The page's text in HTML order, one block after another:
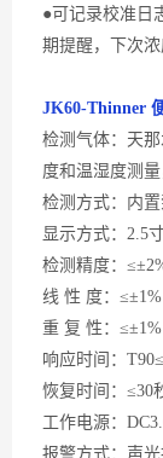
●可记录校准日
期提醒，下次
JK60-Thinner
检测气体：天
度和温湿度测
检测方式：内
显示方式： 2.5
检测精度：
线 性 度：≤±1%
重 复 性：≤±1%
响应时间：
恢复时间： ≤30
工作电源：
报警方式：声